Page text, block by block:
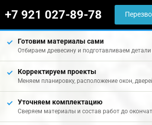
+7 921 027-89-78
Готовим материалы сами
Отбираем древесину и подготавливаем
Корректируем проекты
Меняем планировку, расположение окон,
Уточняем комплектацию
Сверяем материалы и состав работ до